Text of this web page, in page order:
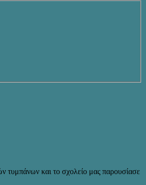
τυμπάνων και το σχολείο μας παρουσίασε